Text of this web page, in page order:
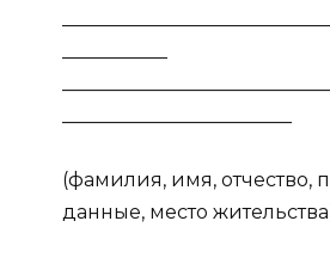
(фамилия, имя, отчество,
данные, место